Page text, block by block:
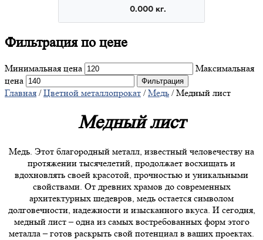
Фильтрацияпо цене
Минимальная цена
Максимальная
цена
Фильтрация
Главная /Цветной металлопрокат /Медь / Медный лист
Медный лист
Медь. Этот благородный металл, известный человечеству на
протяжении тысячелетий, продолжает восхищать и
вдохновлять своей красотой, прочностью и уникальными
свойствами. От древних храмов до современных
архитектурных шедевров, медь остается символом
долговечности, надежности и изысканного вкуса. И сегодня,
медный лист – одна из самых востребованных форм этого
металла – готов раскрыть свой потенциал в ваших проектах.